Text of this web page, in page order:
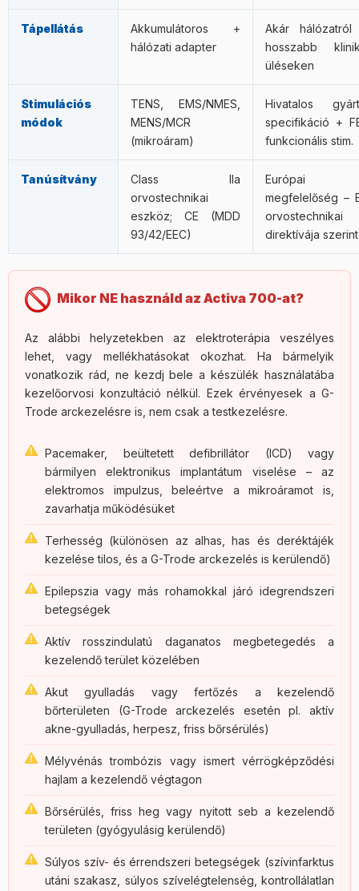
Tápellátás
Akkumulátoros +
hálózati adapter
Akár hálózatról
hosszabb
üléseken
Stimulációs
módok
TENS, EMS/NMES,
MENS/MCR
(mikroáram)
Hivatalos
specifikáció +
funkcionális stim.
Tanúsítvány
Class IIa
orvostechnikai
eszköz; CE (MDD
93/42/EEC)
Európai
megfelelőség –
orvostechnikai
direktívája szerint
Mikor NE használd az Activa 700-at?
Az alábbi helyzetekben az elektroterápia veszélyes
lehet, vagy mellékhatásokat okozhat. Ha bármelyik
vonatkozik rád, ne kezdj bele a készülék használatába
kezelőorvosi konzultáció nélkül. Ezek érvényesek a G-
Trode arckezelésre is, nem csak a testkezelésre.
Pacemaker, beültetett defibrillátor (ICD) vagy
bármilyen elektronikus implantátum viselése – az
elektromos impulzus, beleértve a mikroáramot is,
zavarhatja működésüket
Terhesség (különösen az alhas, has és deréktájék
kezelése tilos, és a G-Trode arckezelés is kerülendő)
Epilepszia vagy más rohamokkal járó idegrendszeri
betegségek
Aktív rosszindulatú daganatos megbetegedés a
kezelendő terület közelében
Akut gyulladás vagy fertőzés a kezelendő
bőrterületen (G-Trode arckezelés esetén pl. aktív
akne-gyulladás, herpesz, friss bőrsérülés)
Mélyvénás trombózis vagy ismert vérrögképződési
hajlam a kezelendő végtagon
Bőrsérülés, friss heg vagy nyitott seb a kezelendő
területen (gyógyulásig kerülendő)
Súlyos szív- és érrendszeri betegségek (szívinfarktus
utáni szakasz, súlyos szívelégtelenség, kontrollálatlan